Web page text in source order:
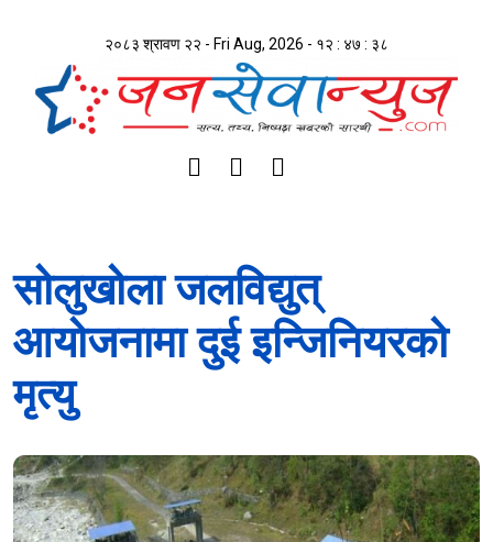
२०८३ श्रावण २२ - Fri Aug, 2026 - १२ : ४७ : ३९
सोलुखोला जलविद्युत्
आयोजनामा दुई इन्जिनियरको
मृत्यु